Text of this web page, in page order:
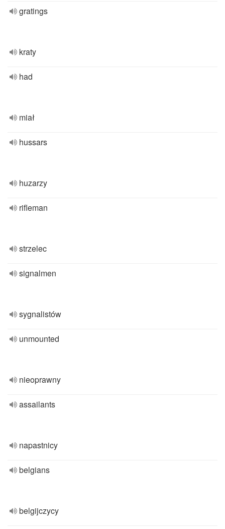
gratings
kraty
had
miał
hussars
huzarzy
rifleman
strzelec
signalmen
sygnalistów
unmounted
nieoprawny
assailants
napastnicy
belgians
belgijczycy